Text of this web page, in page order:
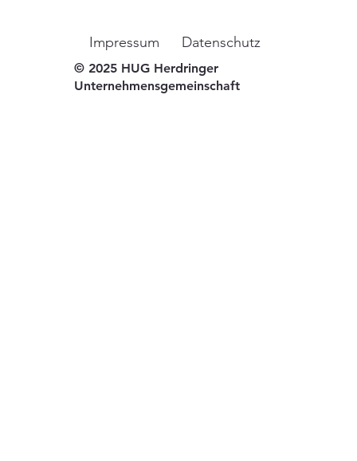
© 2025 HUG Herdringer
Unternehmensgemeinschaft
Impressum Datenschutz